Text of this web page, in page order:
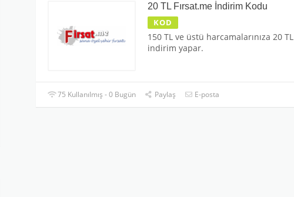
20 TL Fırsat.me İndirim Kodu
KOD
150 TL ve üstü harcamalarınıza 20 TL
indirim yapar.
75 Kullanılmış - 0 Bugün Paylaş E-posta